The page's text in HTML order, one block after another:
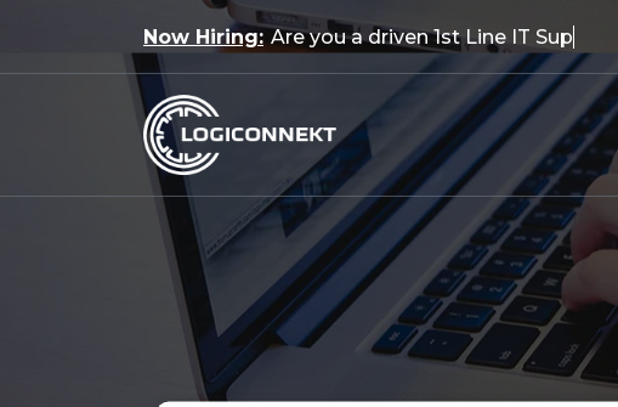
content
Now Hiring: Are you a driven 1st Line IT Support?